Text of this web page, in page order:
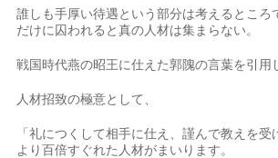
誰しも手厚い待遇という部分は考えるところ
だけに囚われると真の人材は集まらない。
戦国時代燕の昭王に仕えた郭隗の言葉を引用
人材招致の極意として、
「礼につくして相手に仕え、謹んで教えを
より百倍すぐれた人材がまいります。